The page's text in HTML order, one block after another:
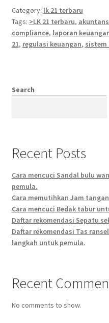
Category: lk 21 terbaru
Tags: >LK 21 terbaru,
compliance, laporan
21, regulasi keuangan, sistem
Search
Recent Posts
Cara mencuci Sandal bulu
pemula.
Cara memutihkan Jam
Cara mencuci Bedak tabur
Daftar rekomendasi Sepatu
Daftar rekomendasi Tas
langkah untuk pemula.
Recent
No comments to show.